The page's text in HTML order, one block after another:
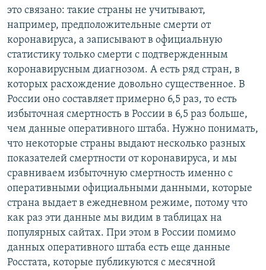
это связано: такие страны не учитывают,
например, предположительные смерти от
коронавируса, а записывают в официальную
статистику только смерти с подтвержденным
коронавирусным диагнозом. А есть ряд стран, в
которых расхождение довольно существенное. В
России оно составляет примерно 6,5 раз, то есть
избыточная смертность в России в 6,5 раз больше,
чем данные оперативного штаба. Нужно понимать,
что некоторые страны выдают несколько разных
показателей смертности от коронавируса, и мы
сравниваем избыточную смертность именно с
оперативными официальными данными, которые
страна выдает в ежедневном режиме, потому что
как раз эти данные мы видим в таблицах на
популярных сайтах. При этом в России помимо
данных оперативного штаба есть еще данные
Росстата, которые публикуются с месячной